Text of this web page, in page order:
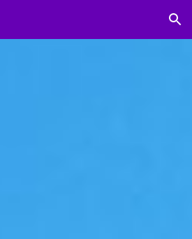
Skip to navigation